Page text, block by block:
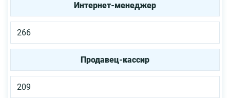
Интернет-менеджер
266
Продавец-кассир
209